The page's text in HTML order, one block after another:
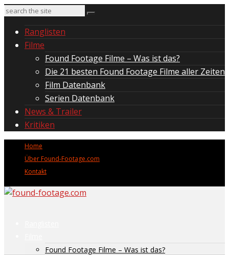
Ranglisten
Filme
Found Footage Filme – Was ist das?
Die 21 besten Found Footage Filme aller Zeiten
Film Datenbank
Serien Datenbank
News & Trailer
Kritiken
Home
Über Found-Footage.com
Kontakt
Found Footage Filme – Was ist das?